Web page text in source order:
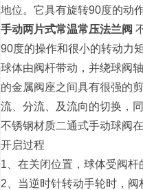
地位。它具有旋转90度的动
手动两片式常温常压法兰阀
90度的操作和很小的转动力
球体由阀杆带动，并绕球阀
的金属阀座之间具有很强的
流、分流、及流向的切换，
不锈钢材质二通式手动球阀
开启过程
1、在关闭位置，球体受阀杆
2、当逆时针转动手轮时，阀